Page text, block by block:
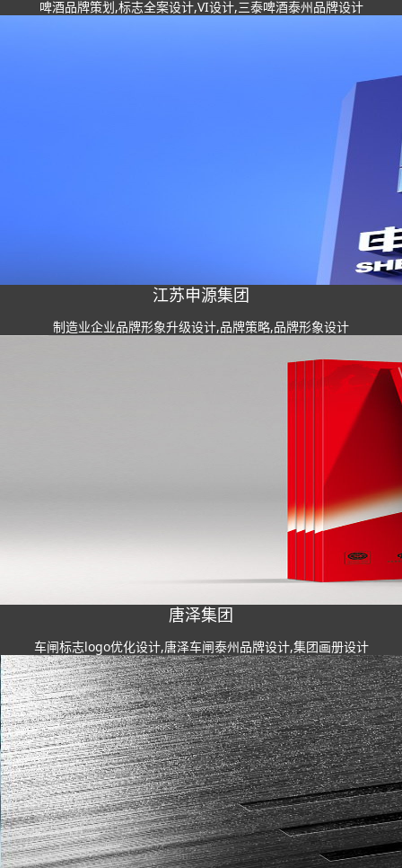
啤酒品牌策划,标志全案设计,VI设计,三泰啤酒泰州品牌设计
江苏申源集团
制造业企业品牌形象升级设计,品牌策略,品牌形象设计
唐泽集团
车闸标志logo优化设计,唐泽车闸泰州品牌设计,集团画册设计